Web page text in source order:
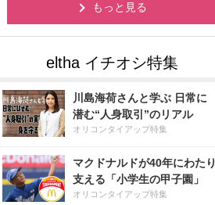
もっと見る
川島海荷さんと学ぶ 日常に
潜む“人身取引”のリアル
オリコンタイアップ特集
マクドナルドが40年にわたり
支える「小学生の甲子園」
オリコンタイアップ特集